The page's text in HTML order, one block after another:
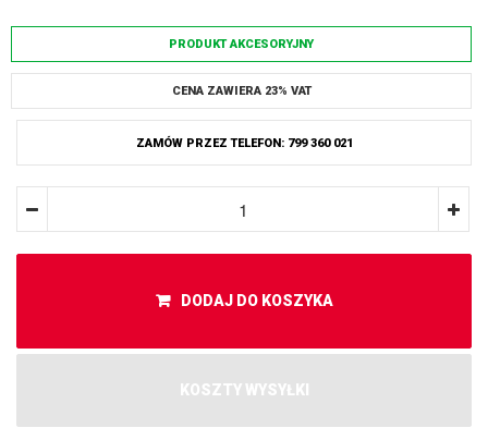
PRODUKT AKCESORYJNY
CENA ZAWIERA 23% VAT
ZAMÓW PRZEZ TELEFON: 799 360 021
DODAJ DO KOSZYKA
KOSZTY WYSYŁKI